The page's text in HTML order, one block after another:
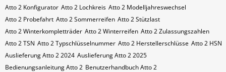
Atto 2 Konfigurator Atto 2 Lochkreis Atto 2 Modelljahreswechsel
Atto 2 Probefahrt Atto 2 Sommerreifen Atto 2 Stützlast
Atto 2 Winterkompletträder Atto 2 Winterreifen Atto 2 Zulassungszahlen
Atto 2​​​​ TSN Atto 2​​​​ Typschlüsselnummer Atto 2​​​​​ Herstellerschlüsse Atto 2​​​​​ HSN
Auslieferung Atto 2 2024 Auslieferung Atto 2 2025
Bedienungsanleitung Atto 2 Benutzerhandbuch Atto 2